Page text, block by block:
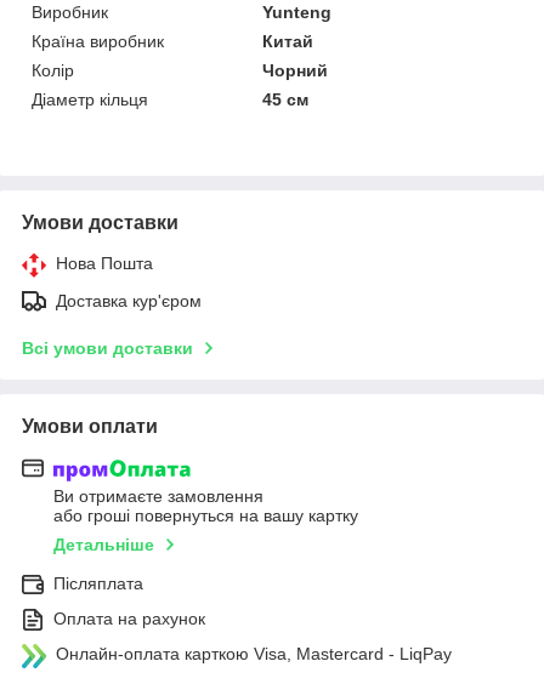
Виробник
Yunteng
Країна виробник
Китай
Колір
Чорний
Діаметр кільця
45 см
Умови доставки
Нова Пошта
Доставка кур'єром
Всі умови доставки
Умови оплати
Ви отримаєте замовлення
або гроші повернуться на вашу картку
Детальніше
Післяплата
Оплата на рахунок
Онлайн-оплата карткою Visa, Mastercard - LiqPay